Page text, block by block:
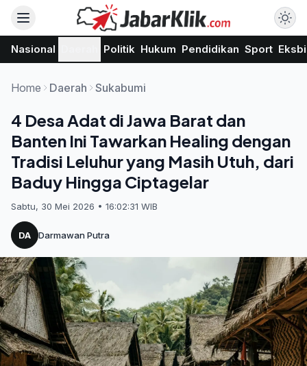
Nasional Politik Hukum Pendidikan Sport
Home Daerah Sukabumi
4 Desa Adat di Jawa Barat dan
Banten Ini Tawarkan Healing dengan
Tradisi Leluhur yang Masih Utuh, dari
Baduy Hingga Ciptagelar
Sabtu, 30 Mei 2026 • 16:02:31 WIB
DA Darmawan Putra